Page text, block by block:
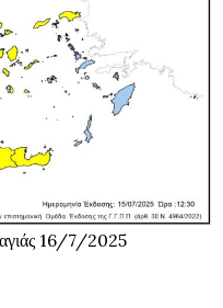
16/7/2025